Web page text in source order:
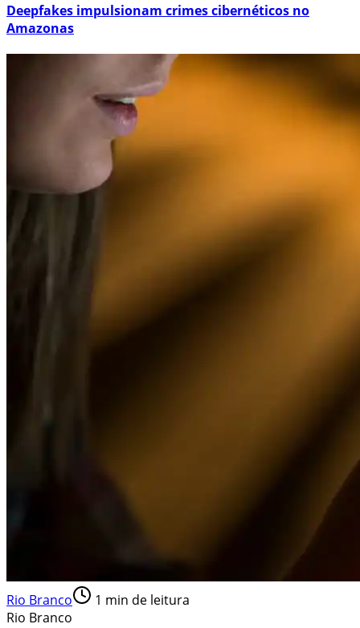
Deepfakes impulsionam crimes cibernéticos no
Amazonas
Rio Branco 1 min de leitura
Rio Branco